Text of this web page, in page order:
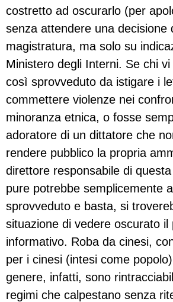
costretto ad oscurarlo (per
senza attendere una decisione
magistratura, ma solo su
Ministero degli Interni. Se chi
così sprovveduto da istigare i
commettere violenze nei
minoranza etnica, o fosse
adoratore di un dittatore che
rendere pubblico la propria
direttore responsabile di
pure potrebbe semplicemente
sprovveduto e basta, si
situazione di vedere oscurato il
informativo. Roba da cinesi,
per i cinesi (intesi come
genere, infatti, sono
regimi che calpestano senza